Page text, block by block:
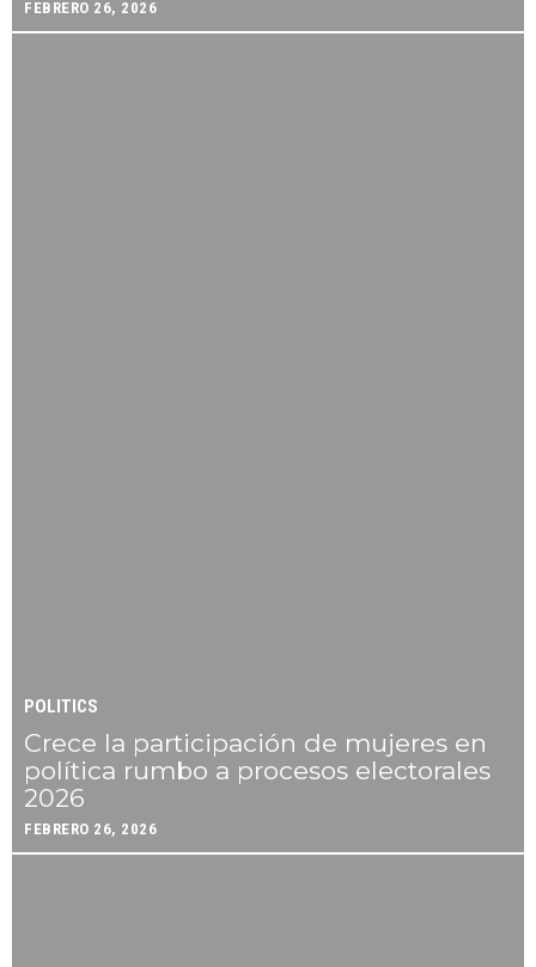
FEBRERO 26, 2026
POLITICS
Crece la participación de mujeres en
política rumbo a procesos electorales
2026
FEBRERO 26, 2026